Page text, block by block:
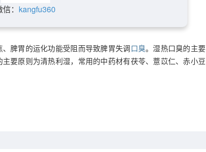
： kangfu360
脾胃的运化功能受阻而导致脾胃失调口臭。湿热口臭的主要
要原则为清热利湿，常用的中药材有茯苓、薏苡仁、赤小豆